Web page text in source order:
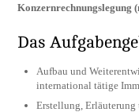
Konzernrechnungslegung
Das
Aufbau und
international tätige
Erstellung,